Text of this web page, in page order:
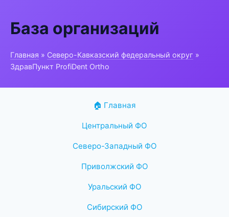
База организаций
Главная » Северо-Кавказский федеральный округ »
ЗдравПункт ProfiDent Ortho
🏠 Главная
Центральный ФО
Северо-Западный ФО
Приволжский ФО
Уральский ФО
Сибирский ФО